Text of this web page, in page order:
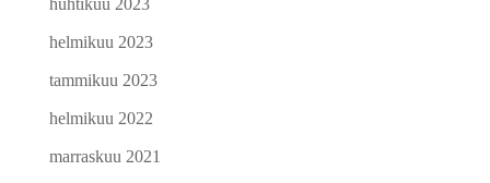
helmikuu 2023
tammikuu 2023
helmikuu 2022
marraskuu 2021